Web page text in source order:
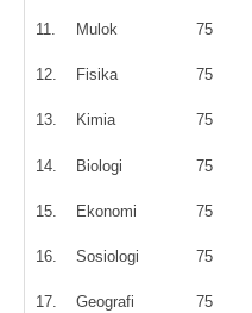
11.
12.
13.
14.
15.
16.
17.
Mulok
Fisika
Kimia
Biologi
Ekonomi
Sosiologi
Geografi
75
75
75
75
75
75
75